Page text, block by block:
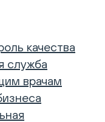
качества
служба
врачам